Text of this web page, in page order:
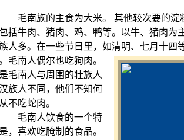
南族的主食为大米。 其他较次要的淀
括牛肉、猪肉、鸡、鸭等。以牛、猪肉为
人多。在一些节日里，如清明、七月十四
毛南人偶尔也吃狗肉。
毛南人与周围的壮族人
族人不同，他们不知何
不吃蛇肉。
南人饮食的一个特
，喜欢吃腌制的食品。